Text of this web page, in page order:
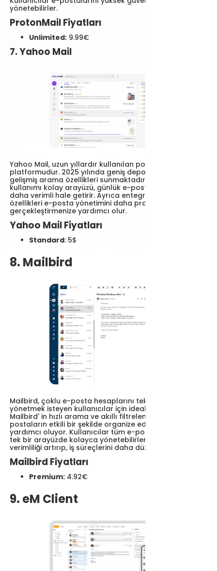
yönetebilirler.
ProtonMail Fiyatları
Unlimited: 9.99€
7. Yahoo Mail
Yahoo Mail, uzun yıllardır kullanılan popüler bir e-posta
platformudur. 2025 yılında geniş depolama alanı ve
gelişmiş arama özellikleri sunmaktadır. Yahoo Mail'in
kullanımı kolay arayüzü, günlük e-posta işlemlerini
daha verimli hale getirir. Ayrıca entegre not alma
özellikleri e-posta yönetimini daha pratik bir şekilde
gerçekleştirmenize yardımcı olur.
Yahoo Mail Fiyatları
Standard: 5$
8. Mailbird
Mailbird, çoklu e-posta hesaplarını tek bir yerden
yönetmek isteyen kullanıcılar için ideal bir çözümdür.
Mailbird' in hızlı arama ve akıllı filtreleme özellikleri e-
postaların etkili bir şekilde organize edilmesine
yardımcı oluyor. Kullanıcılar tüm e-posta hesaplarını
tek bir arayüzde kolayca yönetebilirler. Bu durum
verimliliği artırıp, iş süreçlerini daha düzenli hale getirir.
Mailbird Fiyatları
Premium: 4.92€
9. eM Client